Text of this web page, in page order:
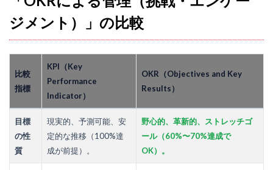
ジメント）」の比較
比較
指標
KPI（Key
Performance
Indicator）
OKR（Objectives and Key
Results）
目標
の性
質
現実的、予測可能、安
定的な推移（100%達
成が前提）。
野心的、革新的、ストレッチゴ
ール（60%〜70%達成で
OK）。